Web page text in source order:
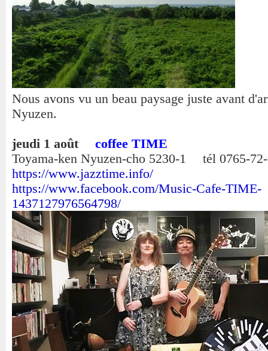
Nous avons vu un beau paysage juste avant
Nyuzen.
jeudi 1 août
coffee TIME
Toyama-ken Nyuzen-cho 5230-1 tél 0765-
https://www.jazztime.info/
https://www.facebook.com/Music-Cafe-TIME-
1437127976564798/